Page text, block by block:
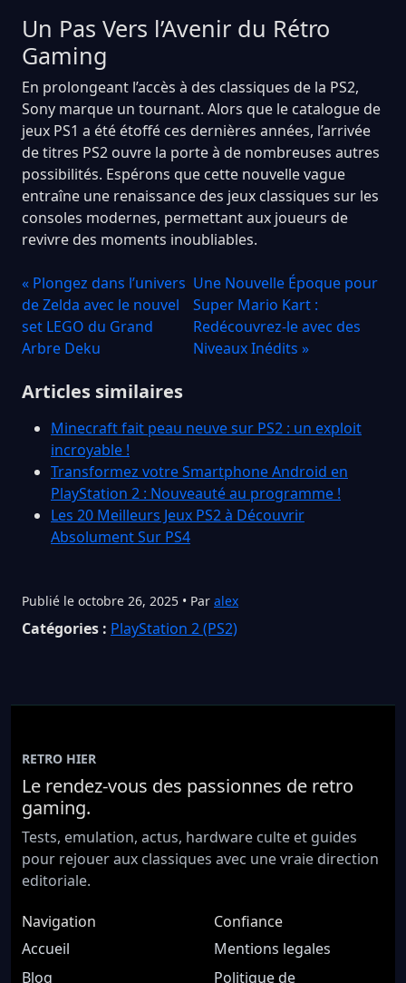
Un Pas Vers l’Avenir du Rétro
Gaming
En prolongeant l’accès à des classiques de la PS2,
Sony marque un tournant. Alors que le catalogue de
jeux PS1 a été étoffé ces dernières années, l’arrivée
de titres PS2 ouvre la porte à de nombreuses autres
possibilités. Espérons que cette nouvelle vague
entraîne une renaissance des jeux classiques sur les
consoles modernes, permettant aux joueurs de
revivre des moments inoubliables.
« Plongez dans l’univers
de Zelda avec le nouvel
set LEGO du Grand
Arbre Deku
Une Nouvelle Époque pour
Super Mario Kart :
Redécouvrez-le avec des
Niveaux Inédits »
Articles similaires
Minecraft fait peau neuve sur PS2 : un exploit
incroyable !
Transformez votre Smartphone Android en
PlayStation 2 : Nouveauté au programme !
Les 20 Meilleurs Jeux PS2 à Découvrir
Absolument Sur PS4
Publié le octobre 26, 2025 • Par alex
Catégories : PlayStation 2 (PS2)
RETRO HIER
Le rendez-vous des passionnes de retro
gaming.
Tests, emulation, actus, hardware culte et guides
pour rejouer aux classiques avec une vraie direction
editoriale.
Navigation
Accueil
Blog
Confiance
Mentions legales
Politique de